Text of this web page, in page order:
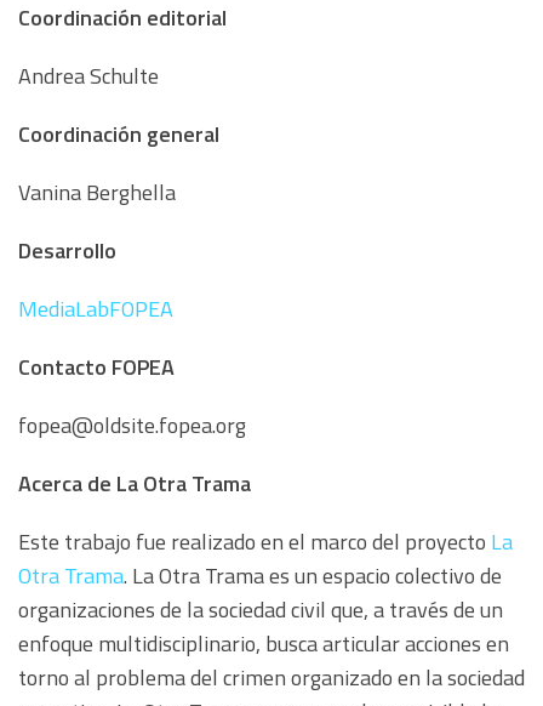
Coordinación editorial
Andrea Schulte
Coordinación general
Vanina Berghella
Desarrollo
MediaLabFOPEA
Contacto FOPEA
fopea@oldsite.fopea.org
Acerca de La Otra Trama
Este trabajo fue realizado en el marco del proyecto La
Otra Trama. La Otra Trama es un espacio colectivo de
organizaciones de la sociedad civil que, a través de un
enfoque multidisciplinario, busca articular acciones en
torno al problema del crimen organizado en la sociedad